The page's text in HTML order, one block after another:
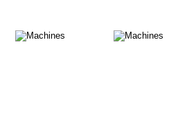
TE ATA –
STIMME
Cinema
Favorites: